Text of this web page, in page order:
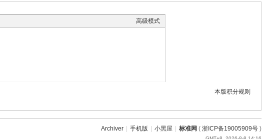
高级模式
本版积分规则
Archiver 手机版 小黑屋 标准网 ( 浙ICP备19005909号)